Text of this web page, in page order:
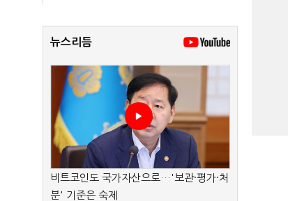
뉴스리듬
비트코인도 국가자산으로…'보관·평가·처
분' 기준은 숙제